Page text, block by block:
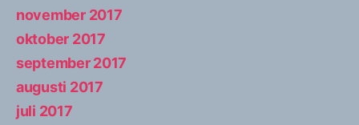
november 2017
oktober 2017
september 2017
augusti 2017
juli 2017